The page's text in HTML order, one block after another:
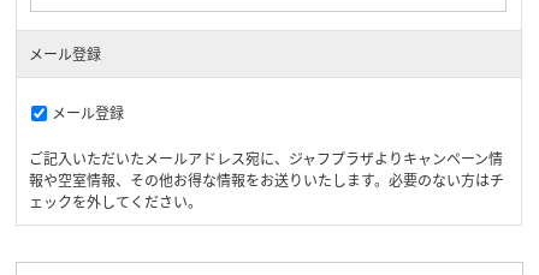
メール登録
メール登録
ご記入いただいたメールアドレス宛に、ジャフプラザよりキャンペーン情
報や空室情報、その他お得な情報をお送りいたします。必要のない方はチ
ェックを外してください。